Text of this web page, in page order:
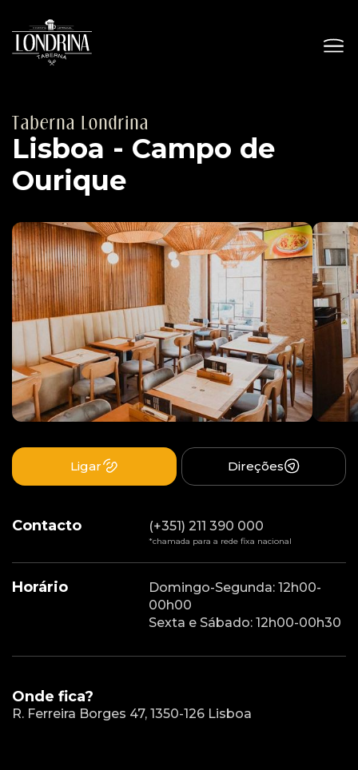
Taberna Londrina
Lisboa - Campo de
Ourique
Horário
Domingo-Segunda: 12h00-
00h00
Sexta e Sábado: 12h00-00h30
Contacto (+351) 211 390 000
*chamada para a rede fixa nacional
Ligar Direções
Onde fica?
R. Ferreira Borges 47, 1350-126 Lisboa